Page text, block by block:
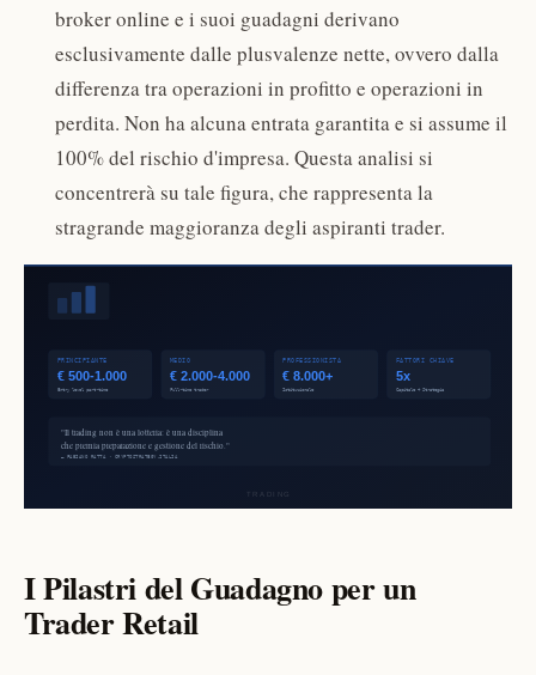
broker online e i suoi guadagni derivano
esclusivamente dalle plusvalenze nette, ovvero dalla
differenza tra operazioni in profitto e operazioni in
perdita. Non ha alcuna entrata garantita e si assume il
100% del rischio d'impresa. Questa analisi si
concentrerà su tale figura, che rappresenta la
stragrande maggioranza degli aspiranti trader.
I Pilastri del Guadagno per un
Trader Retail